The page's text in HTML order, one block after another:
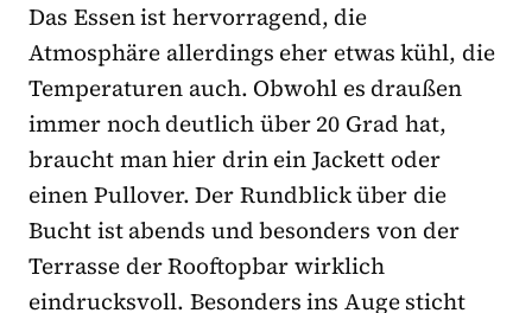
Das Essen ist hervorragend, die
Atmosphäre allerdings eher etwas kühl, die
Temperaturen auch. Obwohl es draußen
immer noch deutlich über 20 Grad hat,
braucht man hier drin ein Jackett oder
einen Pullover. Der Rundblick über die
Bucht ist abends und besonders von der
Terrasse der Rooftopbar wirklich
eindrucksvoll. Besonders ins Auge sticht